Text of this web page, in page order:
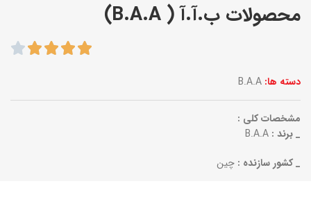
محصولات ب.آ.آ ( B.A.A)
دسته ها: B.A.A
مشخصات کلی :
_ برند : B.A.A
_ کشور سازنده : چین